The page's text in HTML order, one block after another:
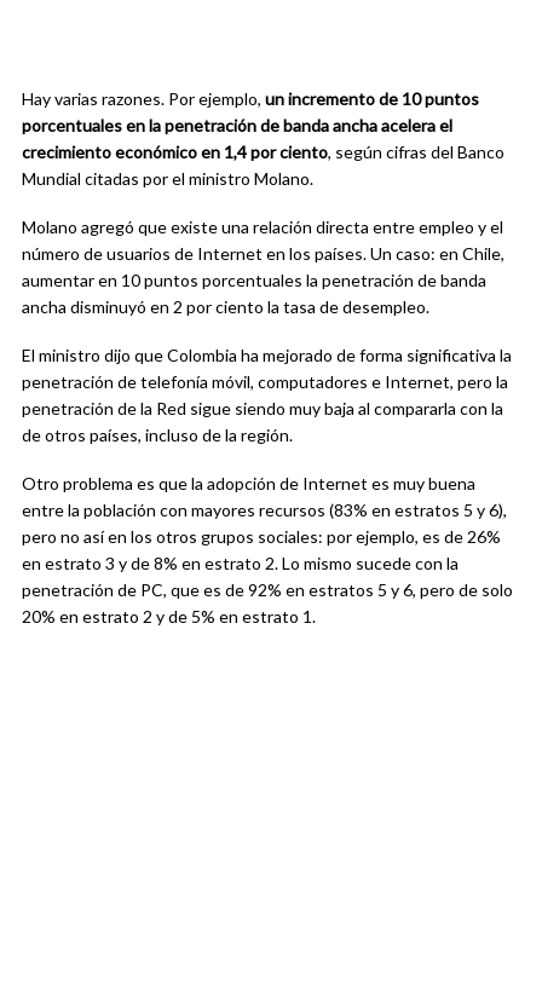
Hay varias razones. Por ejemplo, un incremento de 10 puntos
porcentuales en la penetración de banda ancha acelera el
crecimiento económico en 1,4 por ciento, según cifras del Banco
Mundial citadas por el ministro Molano.
Molano agregó que existe una relación directa entre empleo y el
número de usuarios de Internet en los países. Un caso: en Chile,
aumentar en 10 puntos porcentuales la penetración de banda
ancha disminuyó en 2 por ciento la tasa de desempleo.
El ministro dijo que Colombia ha mejorado de forma significativa la
penetración de telefonía móvil, computadores e Internet, pero la
penetración de la Red sigue siendo muy baja al compararla con la
de otros países, incluso de la región.
Otro problema es que la adopción de Internet es muy buena
entre la población con mayores recursos (83% en estratos 5 y 6),
pero no así en los otros grupos sociales: por ejemplo, es de 26%
en estrato 3 y de 8% en estrato 2. Lo mismo sucede con la
penetración de PC, que es de 92% en estratos 5 y 6, pero de solo
20% en estrato 2 y de 5% en estrato 1.